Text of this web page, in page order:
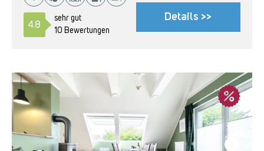
4.8
sehr gut
10 Bewertungen
Details >>